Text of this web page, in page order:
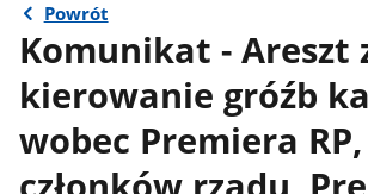
Powrót
Komunikat - Areszt
kierowanie gróźb
wobec Premiera RP,